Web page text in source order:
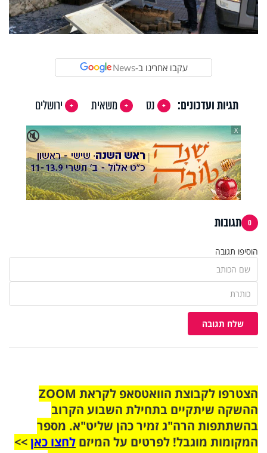
עקבו אחרינו ב-News
תגיות ועדכונים: נס משאית
ירושלים
🔇
X
0 תגובות
הוסיפו תגובה
שלח תגובה
הצטרפו לקבוצת הוואטסאפ לקראת ZOOM
ההשקה שיתקיים בתחילת השבוע הקרוב
בהשתתפות הרה"ג זמיר כהן שליט"א. מספר
המקומות מוגבל! לפרטים על המיזם לחצו כאן>>